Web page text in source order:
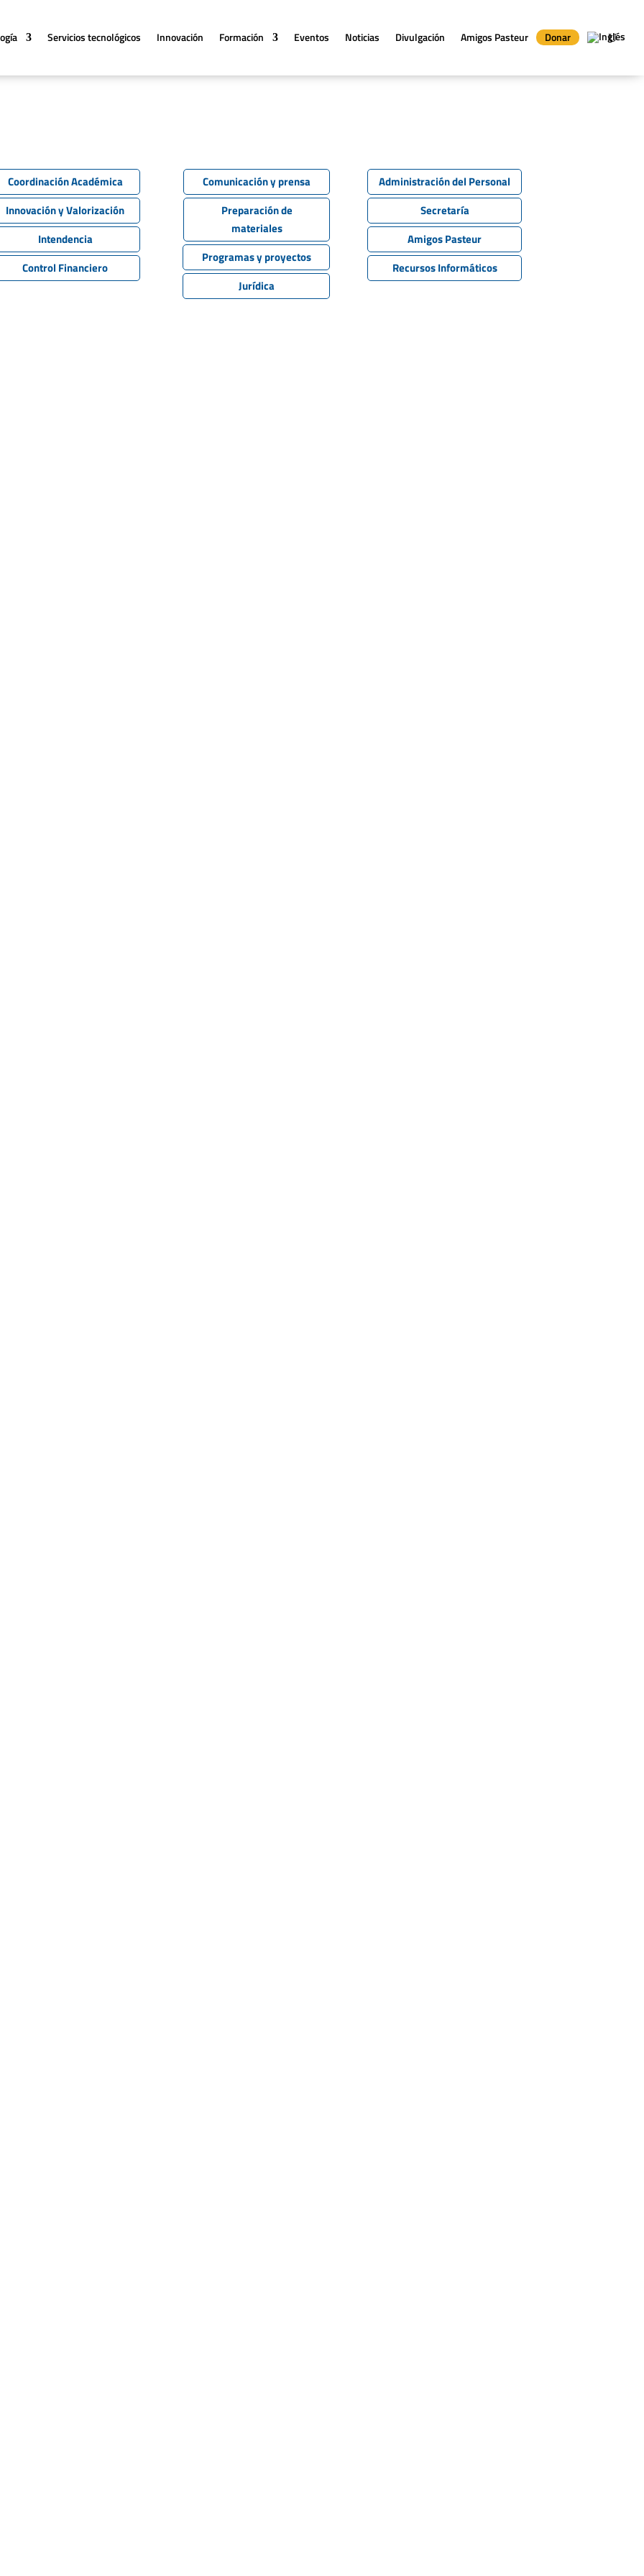
Servicios tecnológicos Innovación Formación Eventos Noticias Divulgación Amigos Pasteur Donar
Coordinación Académica
Innovación y Valorización
Intendencia
Control Financiero
Comunicación y prensa
Preparación de
materiales
Programas y proyectos
Jurídica
Administración del Personal
Secretaría
Amigos Pasteur
Recursos Informáticos